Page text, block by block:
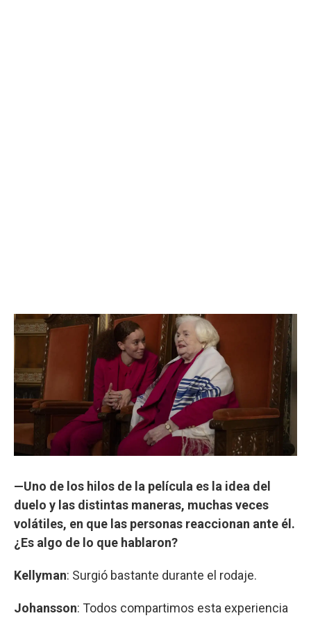
—Uno de los hilos de la película es la idea del
duelo y las distintas maneras, muchas veces
volátiles, en que las personas reaccionan ante él.
¿Es algo de lo que hablaron?
Kellyman: Surgió bastante durante el rodaje.
Johansson: Todos compartimos esta experiencia